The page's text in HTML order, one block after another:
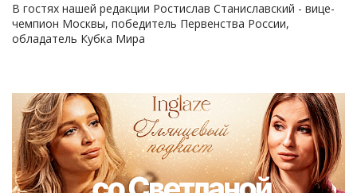
В гостях нашей редакции Ростислав Станиславский - вице-
чемпион Москвы, победитель Первенства России,
обладатель Кубка Мира